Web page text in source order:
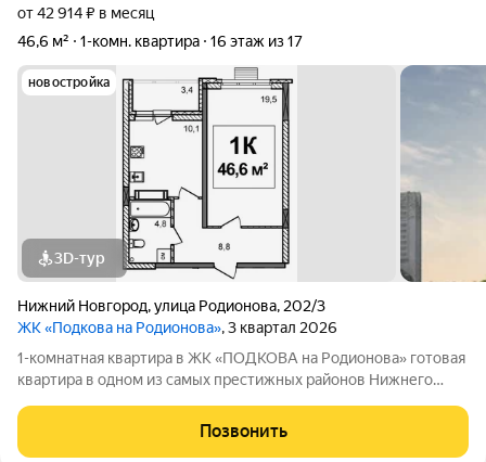
от 42 914 ₽ в месяц
46,6 м²
1-комн. квартира 16 этаж из 17
новостройка
3D-тур
Нижний Новгород,улица Родионова, 202/3
ЖК «Подкова на Родионова», 3 квартал 2026
1-комнатная квартира в ЖК «ПОДКОВА на Родионова» готовая
квартира в одном из самых престижных районов Нижнего
после покупки, не ожидая окончания строительства? Обратите
внимание на ЖК
Позвонить